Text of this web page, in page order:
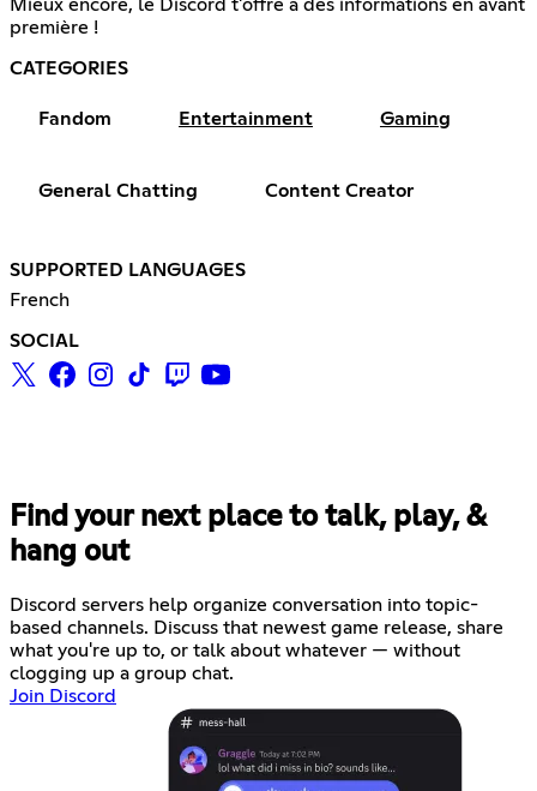
Mieux encore, le Discord t'offre à des informations en avant
première !
CATEGORIES
Fandom Entertainment Gaming
General Chatting Content Creator
SUPPORTED LANGUAGES
French
SOCIAL
Find your next place to talk, play, &
hang out
Discord servers help organize conversation into topic-
based channels. Discuss that newest game release, share
what you're up to, or talk about whatever — without
clogging up a group chat.
Join Discord